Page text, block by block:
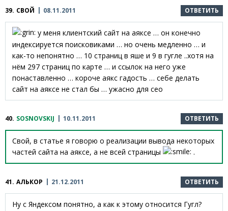
39. СВОЙ 08.11.2011 ОТВЕТИТЬ
у меня клиентский сайт на аяксе … он конечно
индексируется поисковиками … но очень медленно … и
как-то непонятно … 10 страниц в яше и 9 в гугле ..хотя на
нём 297 страниц по карте … и ссылок на него уже
понаставленно … короче аякс гадость … себе делать
сайт на аяксе не стал бы … ужасно для сео
40. SOSNOVSKIJ 10.11.2011 ОТВЕТИТЬ
Свой, в статье я говорю о реализации вывода некоторых
частей сайта на аяксе, а не всей страницы
.
41. АЛЬКОР 21.12.2011 ОТВЕТИТЬ
Ну с Яндексом понятно, а как к этому относится Гугл?